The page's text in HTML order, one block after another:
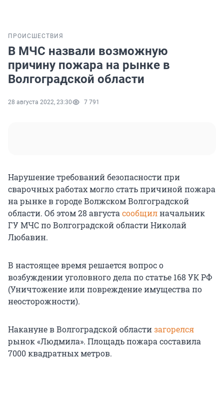
ПРОИСШЕСТВИЯ
В МЧС назвали возможную
причину пожара на рынке в
Волгоградской области
28 августа 2022, 23:30 7 791
Нарушение требований безопасности при
сварочных работах могло стать причиной пожара
на рынке в городе Волжском Волгоградской
области. Об этом 28 августа сообщилначальник
ГУ МЧС по Волгоградской области Николай
Любавин.
В настоящее время решается вопрос о
возбуждении уголовного дела по статье 168 УК РФ
(Уничтожение или повреждение имущества по
неосторожности).
Накануне в Волгоградской областизагорелся
рынок «Людмила». Площадь пожара составила
7000 квадратных метров.